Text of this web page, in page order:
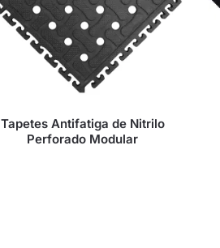
Tapetes Antifatiga de Nitrilo
Perforado Modular